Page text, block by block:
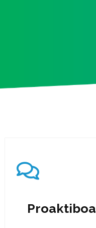
Proaktiboa